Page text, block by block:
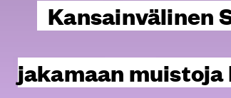
Kansainvälinen
jakamaan